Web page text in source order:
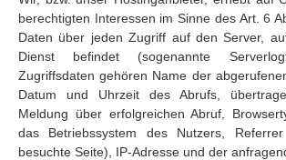
berechtigten Interessen im Sinne des Art. 6
Daten über jeden Zugriff auf den Server,
Dienst befindet (sogenannte
Zugriffsdaten gehören Name der
Datum und Uhrzeit des Abrufs,
Meldung über erfolgreichen Abruf,
das Betriebssystem des Nutzers,
besuchte Seite), IP-Adresse und der